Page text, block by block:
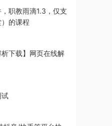
职教雨滴1.3，仅支
的课程
析下载】网页在线解
试